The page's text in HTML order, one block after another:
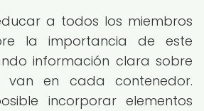
a todos los miembros
la importancia de este
información clara sobre
van en cada contenedor.
incorporar elementos